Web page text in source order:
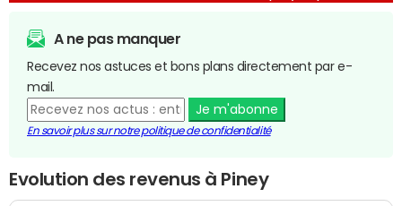
A ne pas manquer
Recevez nos astuces et bons plans directement par e-
mail.
Je m'abonne
En savoir plus sur notre politique de confidentialité
Evolution des revenus à Piney